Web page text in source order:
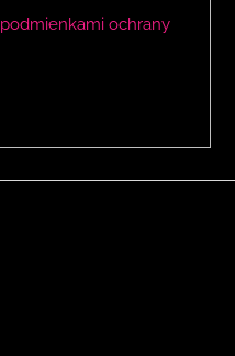
podmienkami ochrany